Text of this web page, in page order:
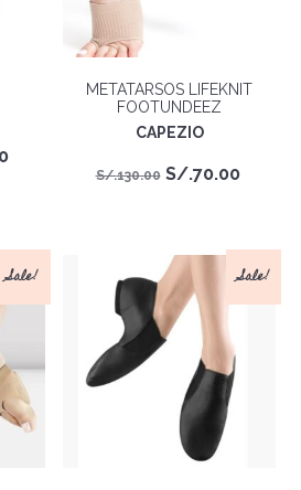
El
METATARSOS LIFEKNIT
FOOTUNDEEZ
CAPEZIO
S/.130.00 El
era:
S/.130.00.
S/.70.00El
es:
S/
Sale! Sale!